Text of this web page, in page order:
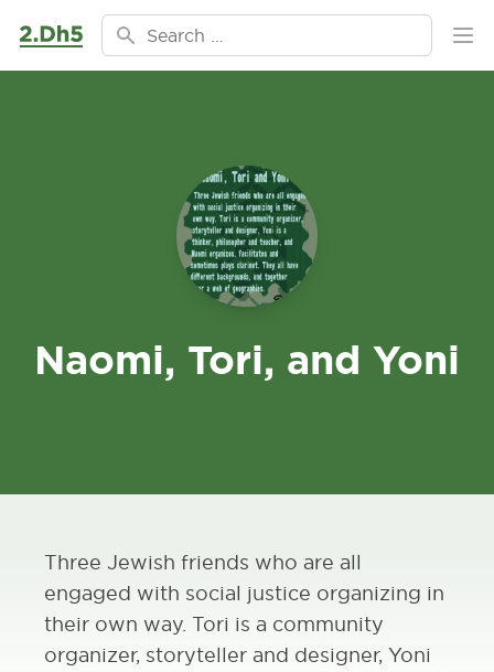
Ga naar de inhoud
Search for:
Naomi, Tori, and Yoni
Three Jewish friends who are all
engaged with social justice organizing in
their own way. Tori is a community
organizer, storyteller and designer, Yoni